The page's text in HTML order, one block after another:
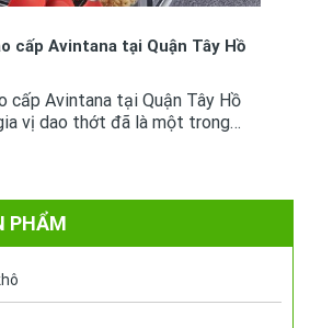
cấp Avintana tại Quận Tây Hồ
cấp Avintana tại Quận Tây Hồ
vị dao thớt đã là một trong
PHẨM